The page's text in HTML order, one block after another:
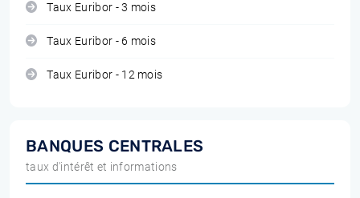
Taux Euribor - 3 mois
Taux Euribor - 6 mois
Taux Euribor - 12 mois
BANQUES CENTRALES
taux d'intérêt et informations